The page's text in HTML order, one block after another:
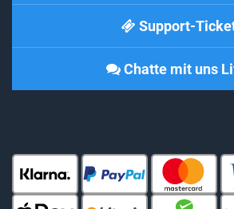
Support-
Chatte mit uns